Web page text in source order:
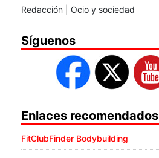
Redacción | Ocio y sociedad
Síguenos
Enlaces recomendados
FitClubFinder Bodybuilding